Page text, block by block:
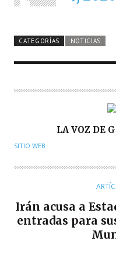
CATEGORÍAS NOTICIAS
U
O
LA VOZ DE
SITIO WEB
Irán acusa a
entradas para